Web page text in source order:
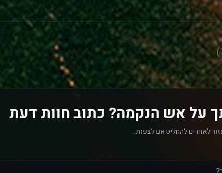
אליס בראגה
על אש הנקמה? כתוב חוות דעת
לאחרים להחליט אם לצפות.